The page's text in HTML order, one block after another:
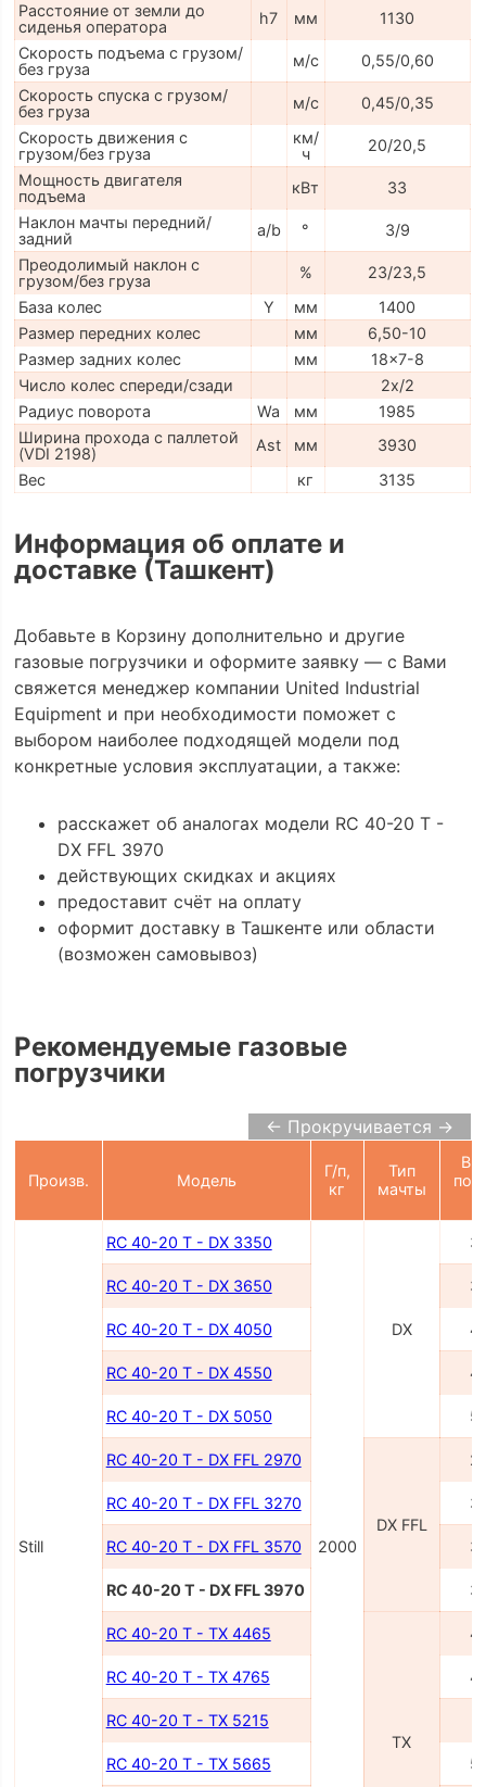
Расстояние от земли до
сиденья оператора
h7 мм
1130
Скорость подъема с грузом/
без груза
м/с
0,55/0,60
Скорость спуска с грузом/
без груза
м/с
0,45/0,35
Скорость движения с
грузом/без груза
км/
ч
20/20,5
Мощность двигателя
подъема
кВт
33
Наклон мачты передний/
задний
a/b °
3/9
Преодолимый наклон с
грузом/без груза
%
23/23,5
База колес
Y мм
1400
Размер передних колес
мм
6,50-10
Размер задних колес
мм
18x7-8
Число колес спереди/сзади
2x/2
Радиус поворота
Wa мм
1985
Ширина прохода с паллетой
(VDI 2198)
Ast мм
3930
Вес
кг 3135
Информация об оплате и
доставке (Ташкент)
Добавьте в Корзину дополнительно и другие
газовые погрузчики и оформите заявку — с Вами
свяжется менеджер компании United Industrial
Equipment и при необходимости поможет с
выбором наиболее подходящей модели под
конкретные условия эксплуатации, а также:
расскажет об аналогах модели RC 40-20 T -
DX FFL 3970
действующих скидках и акциях
предоставит счёт на оплату
оформит доставку в Ташкенте или области
(возможен самовывоз)
Рекомендуемые газовые
погрузчики
← Прокручивается →
Произв. Модель
Г/п,
кг
Тип
мачты
Still
RC 40-20 T - DX 3350
2000
DX
RC 40-20 T - DX 3650
RC 40-20 T - DX 4050
RC 40-20 T - DX 4550
RC 40-20 T - DX 5050
RC 40-20 T - DX FFL 2970
DX FFL
RC 40-20 T - DX FFL 3270
RC 40-20 T - DX FFL 3570
RC 40-20 T - DX FFL 3970
RC 40-20 T - TX 4465
TX
RC 40-20 T - TX 4765
RC 40-20 T - TX 5215
RC 40-20 T - TX 5665